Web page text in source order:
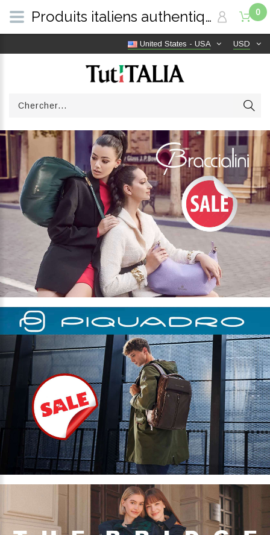
USD
United States - USA
0
Produits italiens authentiques, livraison gratuite dans le monde entier | TutITALIA